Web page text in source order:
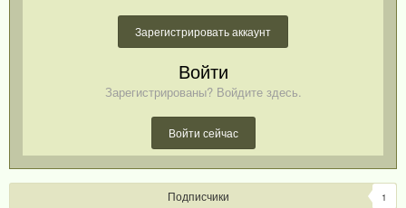
Зарегистрировать аккаунт
Войти
Зарегистрированы? Войдите здесь.
Войти сейчас
Подписчики 1